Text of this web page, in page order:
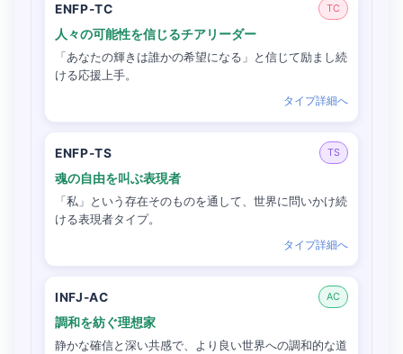
ENFP-TC TC
人々の可能性を信じるチアリーダー
「あなたの輝きは誰かの希望になる」と信じて励まし続
ける応援上手。
タイプ詳細へ
ENFP-TS TS
魂の自由を叫ぶ表現者
「私」という存在そのものを通して、世界に問いかけ続
ける表現者タイプ。
タイプ詳細へ
INFJ-AC AC
調和を紡ぐ理想家
静かな確信と深い共感で、より良い世界への調和的な道